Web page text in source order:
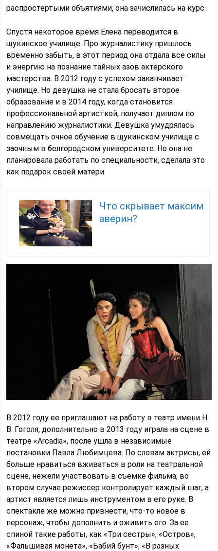
распростертыми объятиями, она зачислилась на курс.
Спустя некоторое время Елена переводится в
щукинское училище. Про журналистику пришлось
временно забыть, в этот период она отдала все силы
и энергию на познание тайных азов актерского
мастерства. В 2012 году с успехом заканчивает
училище. Но девушка не стала бросать второе
образование и в 2014 году, когда становится
профессиональной артисткой, получает диплом по
направлению журналистики. Девушка умудрялась
совмещать очное обучение в щукинском училище с
заочным в белгородском университете. Но она не
планировала работать по специальности, сделала это
как подарок своей матери.
Что скрывает максим
аверин?
В 2012 году ее приглашают на работу в театр имени Н.
В. Гоголя, дополнительно в 2013 году играла на сцене в
театре «Arcadia», после ушла в независимые
постановки Павла Любимцева. По словам актрисы, ей
больше нравиться вживаться в роли на театральной
сцене, нежели участвовать в съемке фильма, во
втором случае режиссер контролирует каждый шаг, а
артист является лишь инструментом в его руке. В
спектакле же можно привнести, что-то новое в
персонаж, чтобы дополнить и оживить его. За ее
спиной такие работы, как «Три сестры», «Остров»,
«Фальшивая монета», «Бабий бунт», «В разных